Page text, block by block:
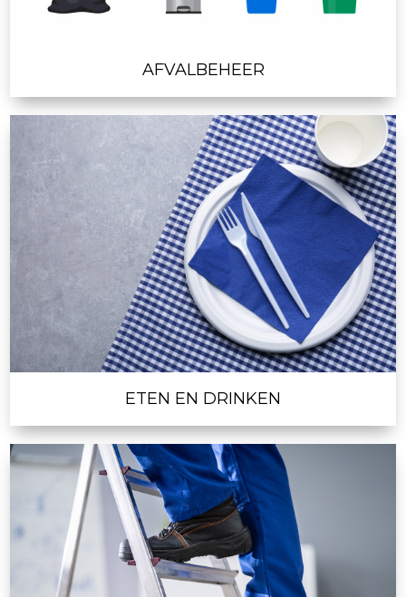
AFVALBEHEER
ETEN EN DRINKEN